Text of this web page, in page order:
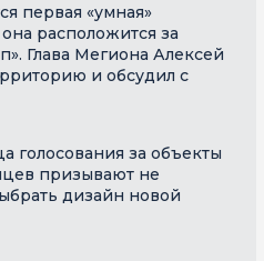
первая «умная»
расположится за
Глава Мегиона Алексей
и обсудил с
голосования за объекты
призывают не
дизайн новой